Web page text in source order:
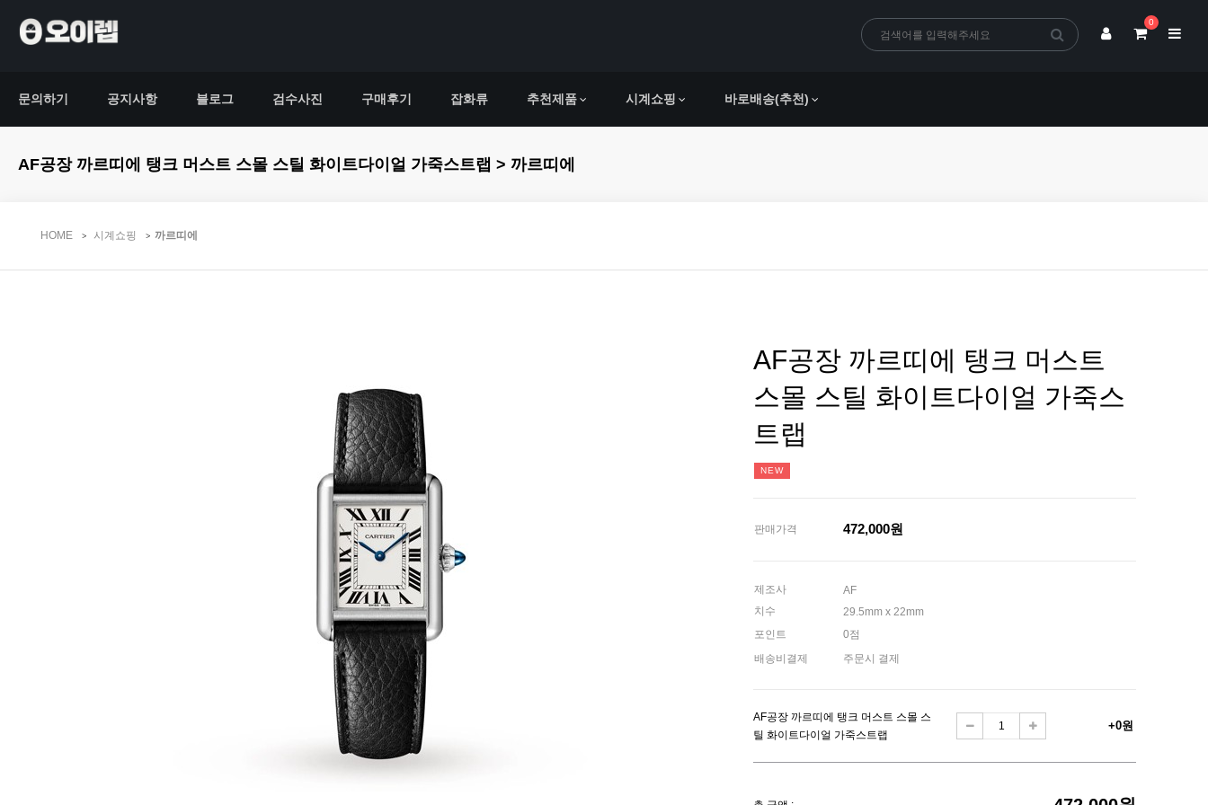
0
문의하기 공지사항 블로그 검수사진 구매후기 잡화류 추천제품 시계쇼핑 바로배송(추천)
AF공장 까르띠에 탱크 머스트 스몰 스틸 화이트다이얼 가죽스트랩 > 까르띠에
HOME 시계쇼핑 까르띠에
AF공장 까르띠에 탱크 머스트
스몰 스틸 화이트다이얼 가죽스
트랩
NEW
판매가격 472,000원
제조사
AF
치수
29.5mm x 22mm
포인트
0점
배송비결제
주문시 결제
AF공장 까르띠에 탱크 머스트 스몰 스
틸 화이트다이얼 가죽스트랩
+0원